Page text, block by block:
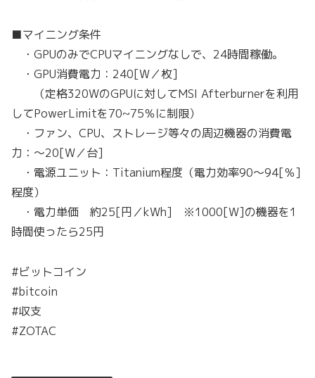
■マイニング条件
・GPUのみでCPUマイニングなしで、24時間稼働。
・GPU消費電力：240[W／枚]
（定格320WのGPUに対してMSI Afterburnerを利用
してPowerLimitを70~75％に制限）
・ファン、CPU、ストレージ等々の周辺機器の消費電
力：～20[W／台]
・電源ユニット：Titanium程度（電力効率90～94[％]
程度）
・電力単価 約25[円／kWh] ※1000[W]の機器を1
時間使ったら25円
#ビットコイン
#bitcoin
#収支
#ZOTAC